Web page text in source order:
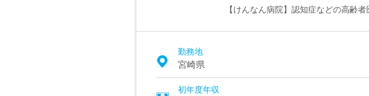
【けんなん病院】認知症などの高齢
勤務地
宮崎県
初年度年収